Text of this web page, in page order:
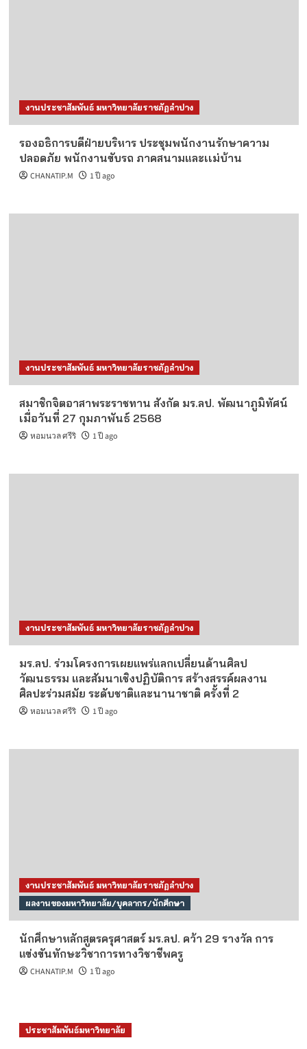
งานประชาสัมพันธ์ มหาวิทยาลัยราชภัฏลำปาง
รองอธิการบดีฝ่ายบริหาร ประชุมพนักงานรักษาความ
ปลอดภัย พนักงานขับรถ ภาคสนามและเเม่บ้าน
CHANATIP.M 1 ปี ago
งานประชาสัมพันธ์ มหาวิทยาลัยราชภัฏลำปาง
สมาชิกจิตอาสาพระราชทาน สังกัด มร.ลป. พัฒนาภูมิทัศน์
เมื่อวันที่ 27 กุมภาพันธ์ 2568
หอมนวล ศรีริ 1 ปี ago
งานประชาสัมพันธ์ มหาวิทยาลัยราชภัฏลำปาง
มร.ลป. ร่วมโครงการเผยแพร่แลกเปลี่ยนด้านศิลป
วัฒนธรรม และสัมนาเชิงปฏิบัติการ สร้างสรรค์ผลงาน
ศิลปะร่วมสมัย ระดับชาติและนานาชาติ ครั้งที่ 2
หอมนวล ศรีริ 1 ปี ago
งานประชาสัมพันธ์ มหาวิทยาลัยราชภัฏลำปาง
ผลงานของมหาวิทยาลัย/บุคลากร/นักศึกษา
นักศึกษาหลักสูตรครุศาสตร์ มร.ลป. คว้า 29 รางวัล การ
แข่งขันทักษะวิชาการทางวิชาชีพครู
CHANATIP.M 1 ปี ago
ประชาสัมพันธ์มหาวิทยาลัย